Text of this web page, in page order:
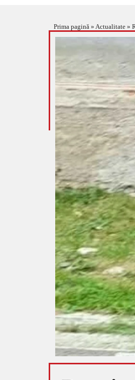
Prima pagină » Actualitate »